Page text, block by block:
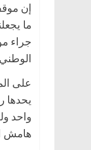
إن
ما
جراء
على
يحدها
واحد
هامش